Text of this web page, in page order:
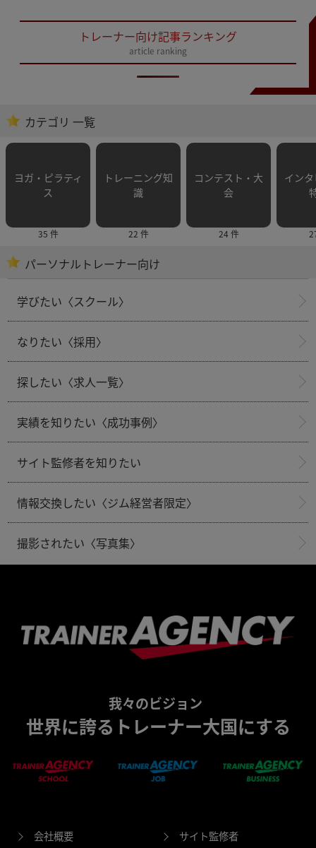
トレーナー向け記事ランキング
article ranking
カテゴリ 一覧
ヨガ・ピラティ
ス
35 件
トレーニング知
識
22 件
コンテスト・大
会
24 件
イン
パーソナルトレーナー向け
学びたい〈スクール〉
なりたい〈採用〉
探したい〈求人一覧〉
実績を知りたい〈成功事例〉
サイト監修者を知りたい
情報交換したい〈ジム経営者限定〉
撮影されたい〈写真集〉
我々のビジョン
世界に誇るトレーナー大国にする
会社概要 サイト監修者